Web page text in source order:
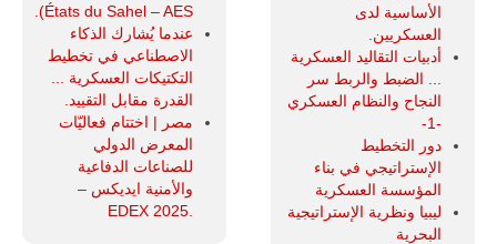
الأساسية لدى
العسكريين.
أدبيات التقاليد العسكرية
... الضبط والربط سر
النجاح والنظام العسكري
-1-
دور التخطيط
الإستراتيجي في بناء
المؤسسة العسكرية
ليبيا ونظرية الإستراتيجية
البحرية
États du Sahel – AES).
عندما يُشارك الذكاء
الاصطناعي في تخطيط
التكتيكات العسكرية ...
القدرة مقابل التقييد.
مصر | اختتام فعاليّات
المعرض الدولي
للصناعات الدفاعية
والأمنية ايديكس ‒